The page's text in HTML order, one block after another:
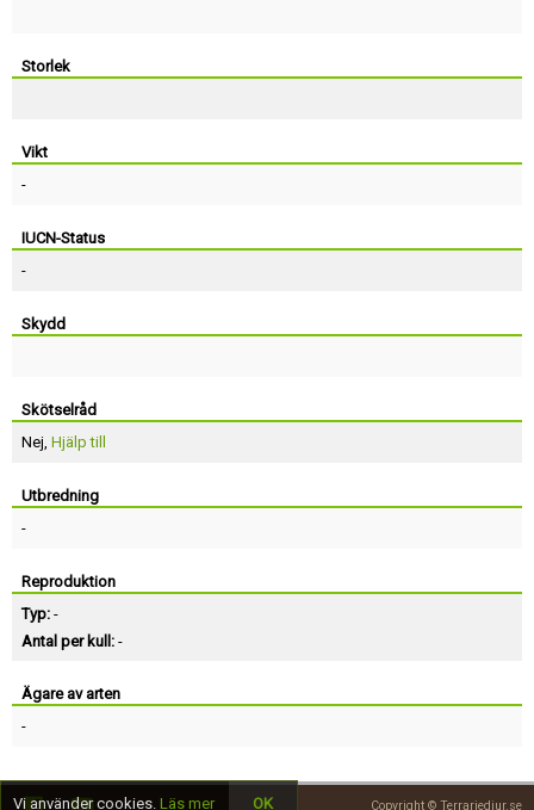
Storlek
Vikt
-
IUCN-Status
-
Skydd
Skötselråd
Nej, Hjälp till
Utbredning
-
Reproduktion
Typ: -
Antal per kull: -
Ägare av arten
-
Copyright © Terrariedjur.se
Vi använder cookies. Läs mer OK